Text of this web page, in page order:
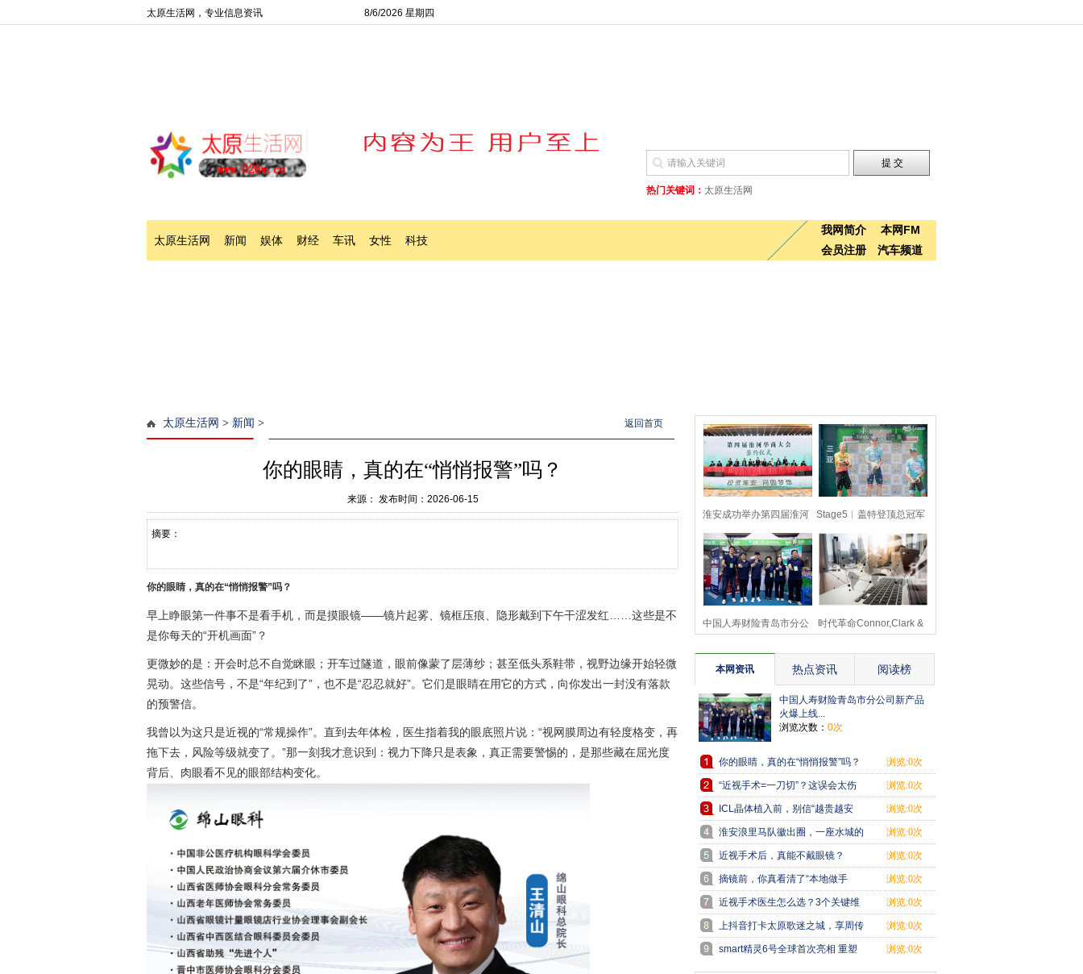
太原生活网，专业信息资讯 8/6/2026 星期四
热门关键词： 太原生活网
太原生活网 新闻 娱体 财经 车讯 女性 科技
本网FM
我网简介
汽车频道
会员注册
太原生活网 > 新闻 > 返回首页
你的眼睛，真的在“悄悄报警”吗？
来源： 发布时间：2026-06-15
摘要：
你的眼睛，真的在“悄悄报警”吗？
早上睁眼第一件事不是看手机，而是摸眼镜——镜片起雾、镜框压痕、隐形戴到下午干涩发红……这些是不
是你每天的“开机画面”？
更微妙的是：开会时总不自觉眯眼；开车过隧道，眼前像蒙了层薄纱；甚至低头系鞋带，视野边缘开始轻微
晃动。这些信号，不是“年纪到了”，也不是“忍忍就好”。它们是眼睛在用它的方式，向你发出一封没有落款
的预警信。
我曾以为这只是近视的“常规操作”。直到去年体检，医生指着我的眼底照片说：“视网膜周边有轻度格变，再
拖下去，风险等级就变了。”那一刻我才意识到：视力下降只是表象，真正需要警惕的，是那些藏在屈光度
背后、肉眼看不见的眼部结构变化。
淮安成功举办第四届淮河
华商大会211个签约
Stage5︱盖特登顶总冠军
中国车手王奎程拿
中国人寿财险青岛市分公 时代革命Connor,Clark &
本网资讯
热点资讯 阅读榜
中国人寿财险青岛市分公司新产品
火爆上线...
浏览次数： 0次
你的眼睛，真的在“悄悄报警”吗？ 浏览:0次
“近视手术=一刀切”？这误会太伤
眼！
浏览:0次
ICL晶体植入前，别信“越贵越安
全”
浏览:0次
淮安浪里马队徽出圈，一座水城的
热血与烟火
浏览:0次
近视手术后，真能不戴眼镜？ 浏览:0次
摘镜前，你真看清了“本地做手
术”的底气
浏览:0次
近视手术医生怎么选？3个关键维
度别忽略！
浏览:0次
上抖音打卡太原歌迷之城，享周传
雄粉丝专属
浏览:0次
smart精灵6号全球首次亮相 重塑
豪华掀背轿
浏览:0次